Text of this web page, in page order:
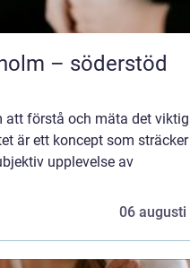
– söderstöd
att förstå och mäta det
är ett koncept som
upplevelse av
06 augusti